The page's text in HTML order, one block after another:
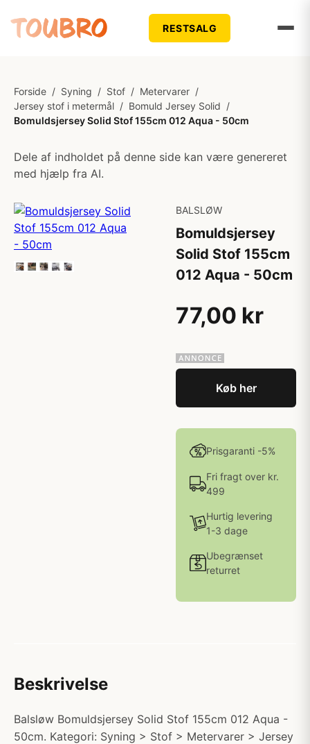
RESTSALG
Forside / Syning / Stof / Metervarer /
Jersey stof i metermål / Bomuld Jersey Solid /
Bomuldsjersey Solid Stof 155cm 012 Aqua - 50cm
Dele af indholdet på denne side kan være genereret
med hjælp fra AI.
BALSLØW
Bomuldsjersey
Solid Stof 155cm
012 Aqua - 50cm
77,00 kr
Køb her
Prisgaranti -5%
Fri fragt over kr.
499
Hurtig levering
1-3 dage
Ubegrænset
returret
Beskrivelse
Balsløw Bomuldsjersey Solid Stof 155cm 012 Aqua -
50cm. Kategori: Syning > Stof > Metervarer > Jersey